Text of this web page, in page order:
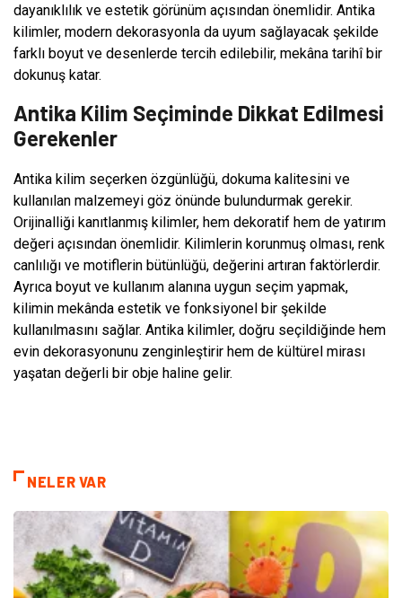
dayanıklılık ve estetik görünüm açısından önemlidir. Antika
kilimler, modern dekorasyonla da uyum sağlayacak şekilde
farklı boyut ve desenlerde tercih edilebilir, mekâna tarihî bir
dokunuş katar.
Antika Kilim Seçiminde Dikkat Edilmesi
Gerekenler
Antika kilim seçerken özgünlüğü, dokuma kalitesini ve
kullanılan malzemeyi göz önünde bulundurmak gerekir.
Orijinalliği kanıtlanmış kilimler, hem dekoratif hem de yatırım
değeri açısından önemlidir. Kilimlerin korunmuş olması, renk
canlılığı ve motiflerin bütünlüğü, değerini artıran faktörlerdir.
Ayrıca boyut ve kullanım alanına uygun seçim yapmak,
kilimin mekânda estetik ve fonksiyonel bir şekilde
kullanılmasını sağlar. Antika kilimler, doğru seçildiğinde hem
evin dekorasyonunu zenginleştirir hem de kültürel mirası
yaşatan değerli bir obje haline gelir.
NELER VAR